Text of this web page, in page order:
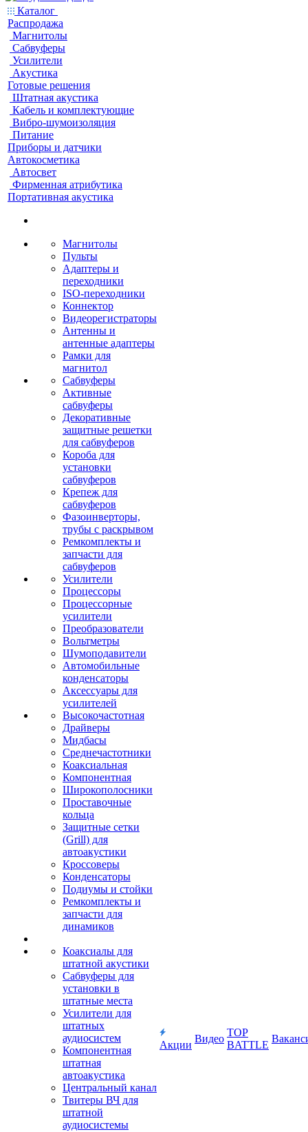
Каталог
Распродажа
Магнитолы
Сабвуферы
Усилители
Акустика
Готовые решения
Штатная акустика
Кабель и комплектующие
Вибро-шумоизоляция
Питание
Приборы и датчики
Автокосметика
Автосвет
Фирменная атрибутика
Портативная акустика
Магнитолы
Пульты
Адаптеры и
переходники
ISO-переходники
Коннектор
Видеорегистраторы
Антенны и
антенные адаптеры
Рамки для
магнитол
Сабвуферы
Активные
сабвуферы
Декоративные
защитные решетки
для сабвуферов
Короба для
установки
сабвуферов
Крепеж для
сабвуферов
Фазоинверторы,
трубы с раскрывом
Ремкомплекты и
запчасти для
сабвуферов
Усилители
Процессоры
Процессорные
усилители
Преобразователи
Вольтметры
Шумоподавители
Автомобильные
конденсаторы
Аксессуары для
усилителей
Высокочастотная
Драйверы
Мидбасы
Среднечастотники
Коаксиальная
Компонентная
Широкополосники
Проставочные
кольца
Защитные сетки
(Grill) для
автоакустики
Кроссоверы
Конденсаторы
Подиумы и стойки
Ремкомплекты и
запчасти для
динамиков
Коаксиалы для
штатной акустики
Сабвуферы для
установки в
штатные места
Усилители для
штатных
аудиосистем
Компонентная
штатная
автоакустика
Центральный канал
Твитеры ВЧ для
штатной
аудиосистемы
Акции
Видео
TOP
BATTLE